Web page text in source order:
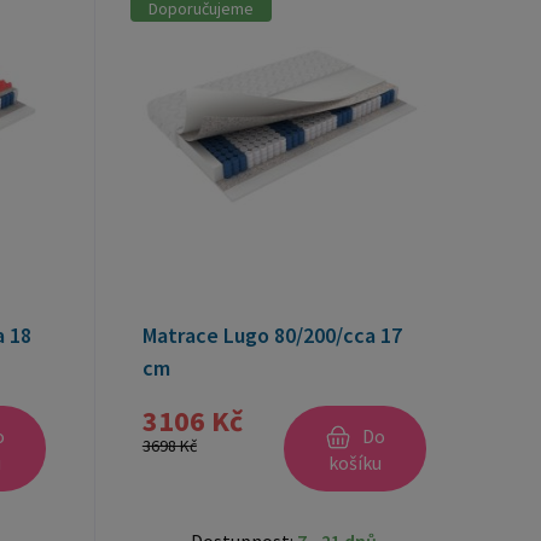
18
Doporučujeme
Matrace Lugo 80/200/cca 17
cm
3106 Kč
3698 Kč
Do
košíku